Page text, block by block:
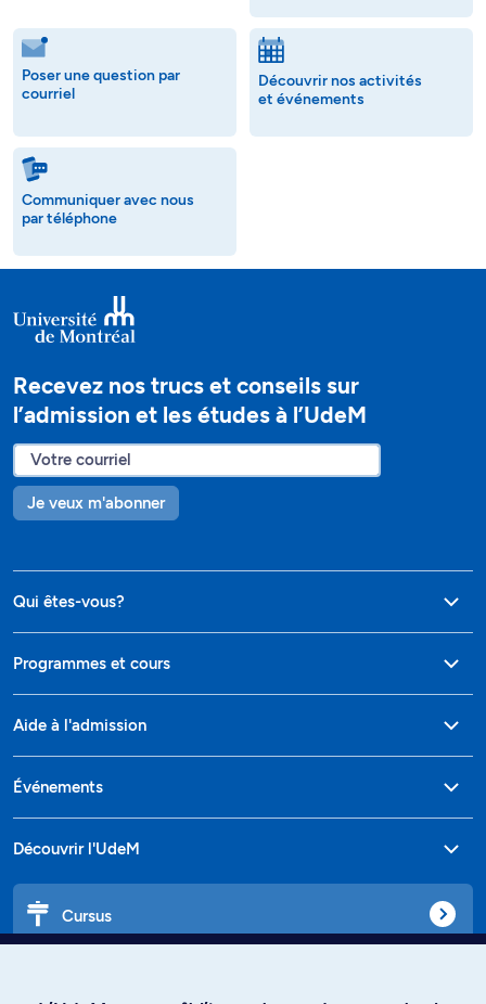
Poser une question par
courriel
Découvrir nos activités
et événements
Communiquer avec nous
par téléphone
Recevez nos trucs et conseils sur
l’admission et les études à l’UdeM
Je veux m'abonner
Qui êtes-vous?
Programmes et cours
Aide à l'admission
Événements
Découvrir l'UdeM
Cursus